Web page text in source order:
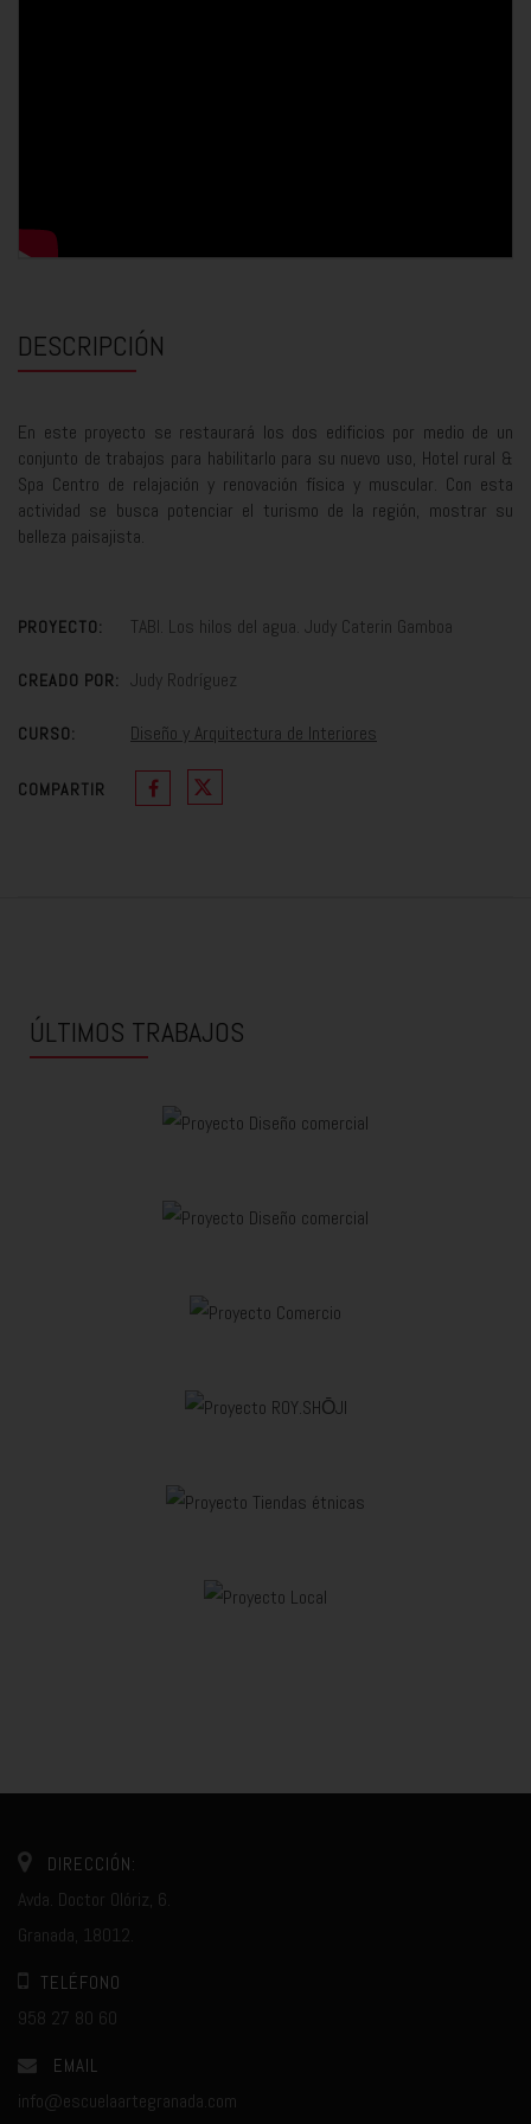
DESCRIPCIÓN
En este proyecto se restaurará los dos edificios por medio de un
conjunto de trabajos para habilitarlo para su nuevo uso, Hotel rural &
Spa Centro de relajación y renovación física y muscular. Con esta
actividad se busca potenciar el turismo de la región, mostrar su
belleza paisajista.
PROYECTO: TABI. Los hilos del agua. Judy Caterin Gamboa
CREADO POR: Judy Rodríguez
CURSO: Diseño y Arquitectura de Interiores
COMPARTIR
ÚLTIMOS TRABAJOS
DIRECCIÓN:
Avda. Doctor Olóriz, 6.
Granada, 18012.
TELÉFONO
958 27 80 60
EMAIL
info@escuelaartegranada.com